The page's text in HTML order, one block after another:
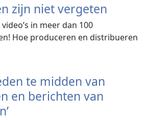
zijn niet vergeten
in meer dan 100
Hoe produceren en distribueren
te midden van
en berichten van